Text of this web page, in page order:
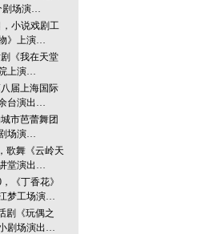
剧场演…
，小说戏剧工
》上演…
《我在天堂
上演…
届上海国际
台演出…
市芭蕾舞团
场演…
歌舞《云岭天
堂演出…
《丁香花》
梦工场演…
剧《玩偶之
剧场演出…